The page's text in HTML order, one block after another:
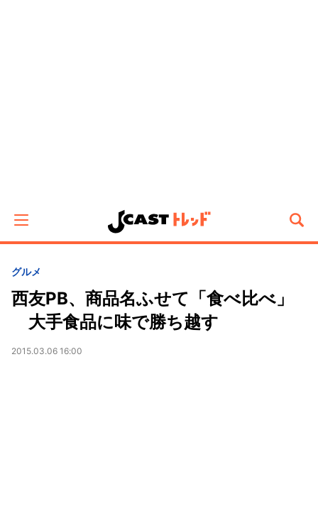
グルメ
西友PB、商品名ふせて「食べ比べ」
大手食品に味で勝ち越す
2015.03.06 16:00